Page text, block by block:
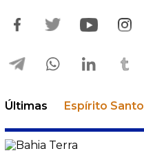
Últimas Espírito Santo